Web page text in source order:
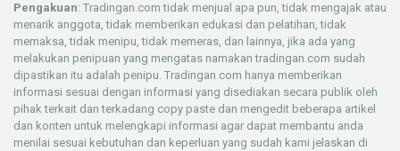
Pengakuan: Tradingan.com tidak menjual apa pun, tidak mengajak atau
menarik anggota, tidak memberikan edukasi dan pelatihan, tidak
memaksa, tidak menipu, tidak memeras, dan lainnya, jika ada yang
melakukan penipuan yang mengatas namakan tradingan.com sudah
dipastikan itu adalah penipu. Tradingan.com hanya memberikan
informasi sesuai dengan informasi yang disediakan secara publik oleh
pihak terkait dan terkadang copy paste dan mengedit beberapa artikel
dan konten untuk melengkapi informasi agar dapat membantu anda
menilai sesuai kebutuhan dan keperluan yang sudah kami jelaskan di